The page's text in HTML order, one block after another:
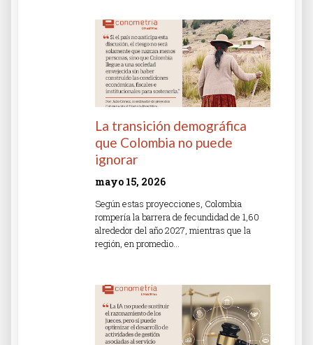
La transición demográfica
que Colombia no puede
ignorar
mayo 15, 2026
Según estas proyecciones, Colombia
rompería la barrera de fecundidad de 1,60
alrededor del año 2027, mientras que la
región, en promedio…